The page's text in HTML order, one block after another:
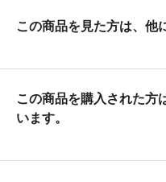
この商品を見た方は、他
この商品を購入された方
います。